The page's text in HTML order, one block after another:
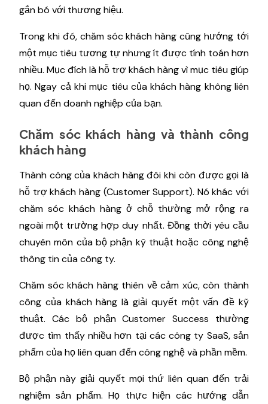
gắn bó với thương hiệu.
Trong khi đó, chăm sóc khách hàng cũng hướng tới
một mục tiêu tương tự nhưng ít được tính toán hơn
nhiều. Mục đích là hỗ trợ khách hàng vì mục tiêu giúp
họ. Ngay cả khi mục tiêu của khách hàng không liên
quan đến doanh nghiệp của bạn.
Chăm sóc khách hàng và thành công
khách hàng
Thành công của khách hàng đôi khi còn được gọi là
hỗ trợ khách hàng (Customer Support). Nó khác với
chăm sóc khách hàng ở chỗ thường mở rộng ra
ngoài một trường hợp duy nhất. Đồng thời yêu cầu
chuyên môn của bộ phận kỹ thuật hoặc công nghệ
thông tin của công ty.
Chăm sóc khách hàng thiên về cảm xúc, còn thành
công của khách hàng là giải quyết một vấn đề kỹ
thuật. Các bộ phận Customer Success thường
được tìm thấy nhiều hơn tại các công ty SaaS, sản
phẩm của họ liên quan đến công nghệ và phần mềm.
Bộ phận này giải quyết mọi thứ liên quan đến trải
nghiệm sản phẩm. Họ thực hiện các hướng dẫn